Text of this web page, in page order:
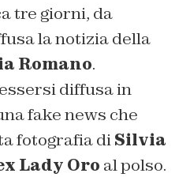
tre giorni, da
la notizia della
Romano.
diffusa in
fake news che
fotografia diSilvia
Lady Oro al polso.